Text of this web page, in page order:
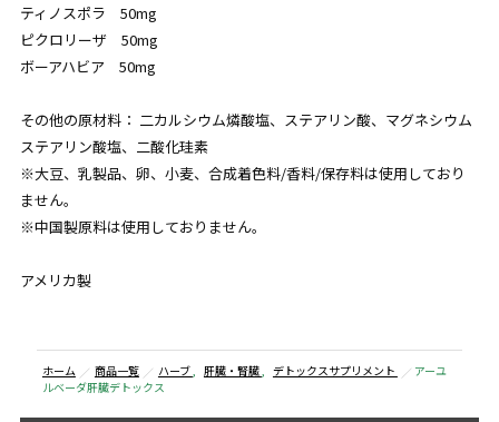
ティノスポラ 50mg
ピクロリーザ 50mg
ボーアハビア 50mg
その他の原材料： 二カルシウム燐酸塩、ステアリン酸、マグネシウム
ステアリン酸塩、二酸化珪素
※大豆、乳製品、卵、小麦、合成着色料/香料/保存料は使用しており
ません。
※中国製原料は使用しておりません。
アメリカ製
ホーム 商品一覧 ハーブ, 肝臓・腎臓, デトックスサプリメント
アーユ
ルベーダ肝臓デトックス